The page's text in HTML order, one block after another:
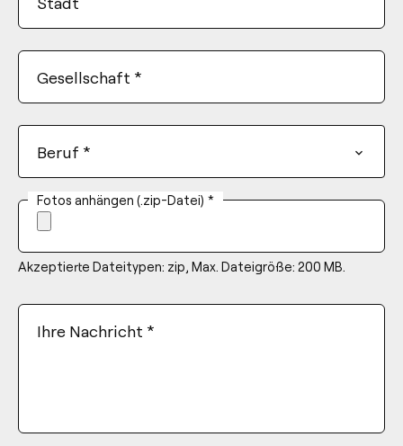
Gesellschaft *
Beruf *
Fotos anhängen (.zip-Datei) *
Akzeptierte Dateitypen: zip, Max. Dateigröße: 200 MB.
Ihre Nachricht *